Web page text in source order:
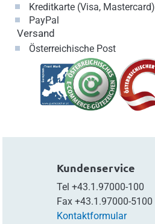
Kreditkarte (Visa, Mastercard)
PayPal
Versand
Österreichische Post
Kundenservice
Tel +43.1.97000-100
Fax +43.1.97000-5100
Kontaktformular